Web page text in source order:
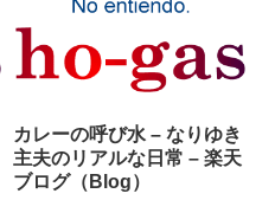
ったとしたら貧乏になるかも、と
いったレベルの話だ。しかし、国
民健康保険、こっちは失業したか
ら...
カレーの呼び水 – なりゆき
主夫のリアルな日常 – 楽天
ブログ（Blog）